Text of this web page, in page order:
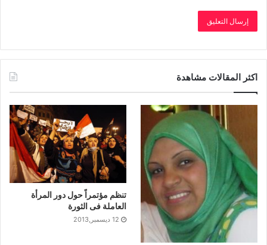
اكثر المقالات مشاهدة
تنظم مؤتمراً حول دور المرأة
العاملة فى الثورة
12 ديسمبر,2013